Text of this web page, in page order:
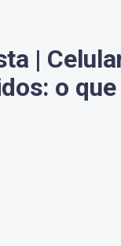
|
o